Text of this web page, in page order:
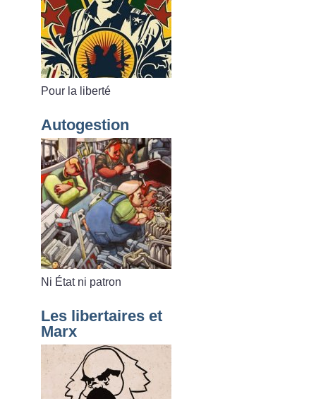
Pour la liberté
Autogestion
Ni État ni patron
Les libertaires et
Marx